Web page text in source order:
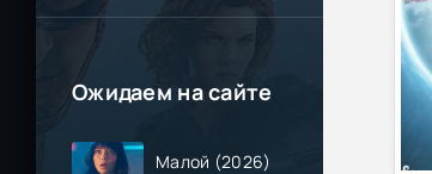
Ожидаем на сайте
Малой (2026)